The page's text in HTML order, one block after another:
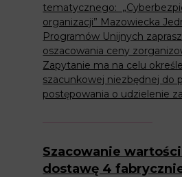
tematycznego:
organizacji” Mazowiecka
Programów Unijnych
oszacowania ceny
Zapytanie ma na celu
szacunkowej niezbędnej do
postępowania o udzielenie
Szacowanie
dostawę 4